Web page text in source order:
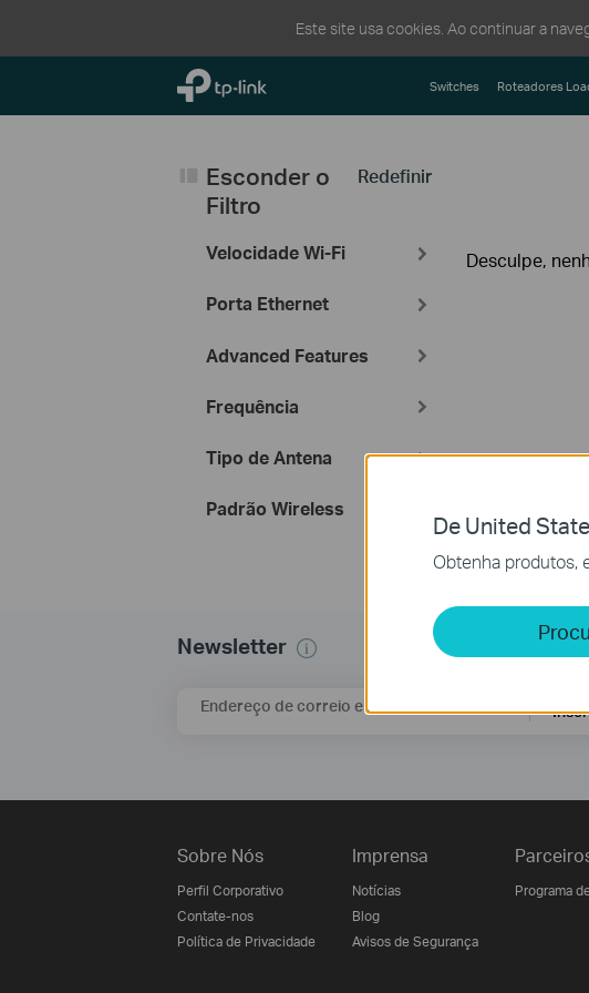
Este site usa cookies. Ao continuar a
TP-Link, Reliably Smart Switches Roteadores
Redefinir
Esconder o
Filtro
Velocidade Wi-Fi
Porta Ethernet
Advanced Features
Frequência
Tipo de Antena
Padrão Wireless
Desculpe,
Newsletter
Endereço de correio eletrónico
Sobre Nós
Perfil Corporativo
Contate-nos
Política de Privacidade
Imprensa
Notícias
Blog
Avisos de Segurança
Programa
De United
Obtenha produtos,